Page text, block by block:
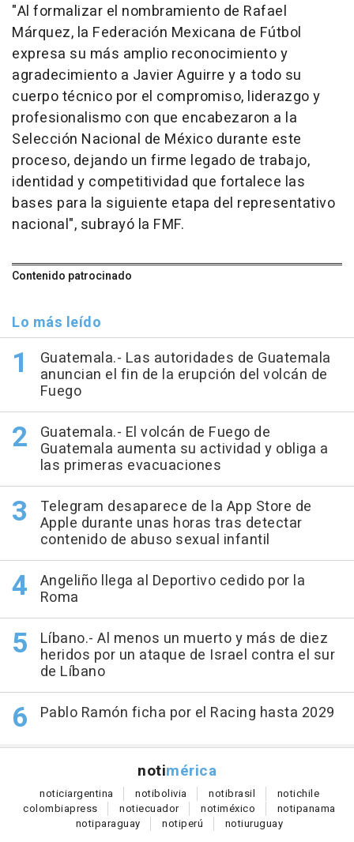
"Al formalizar el nombramiento de Rafael
Márquez, la Federación Mexicana de Fútbol
expresa su más amplio reconocimiento y
agradecimiento a Javier Aguirre y a todo su
cuerpo técnico por el compromiso, liderazgo y
profesionalismo con que encabezaron a la
Selección Nacional de México durante este
proceso, dejando un firme legado de trabajo,
identidad y competitividad que fortalece las
bases para la siguiente etapa del representativo
nacional", subrayó la FMF.
Contenido patrocinado
Lo más leído
Guatemala.- Las autoridades de Guatemala
anuncian el fin de la erupción del volcán de
Fuego
Guatemala.- El volcán de Fuego de
Guatemala aumenta su actividad y obliga a
las primeras evacuaciones
Telegram desaparece de la App Store de
Apple durante unas horas tras detectar
contenido de abuso sexual infantil
Angeliño llega al Deportivo cedido por la
Roma
Líbano.- Al menos un muerto y más de diez
heridos por un ataque de Israel contra el sur
de Líbano
Pablo Ramón ficha por el Racing hasta 2029
notimérica
noticiargentina notibolivia notibrasil notichile
colombiapress notiecuador notiméxico notipanama
notiparaguay notiperú notiuruguay